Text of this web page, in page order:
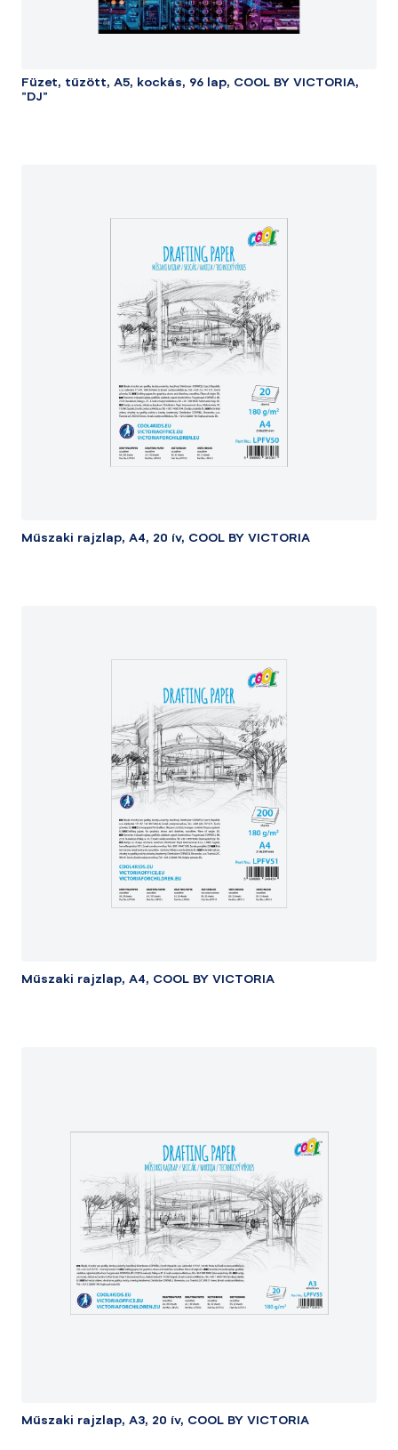
Füzet, tűzött, A5, kockás, 96 lap, COOL BY VICTORIA,
"DJ"
Műszaki rajzlap, A4, 20 ív, COOL BY VICTORIA
Műszaki rajzlap, A4, COOL BY VICTORIA
Műszaki rajzlap, A3, 20 ív, COOL BY VICTORIA